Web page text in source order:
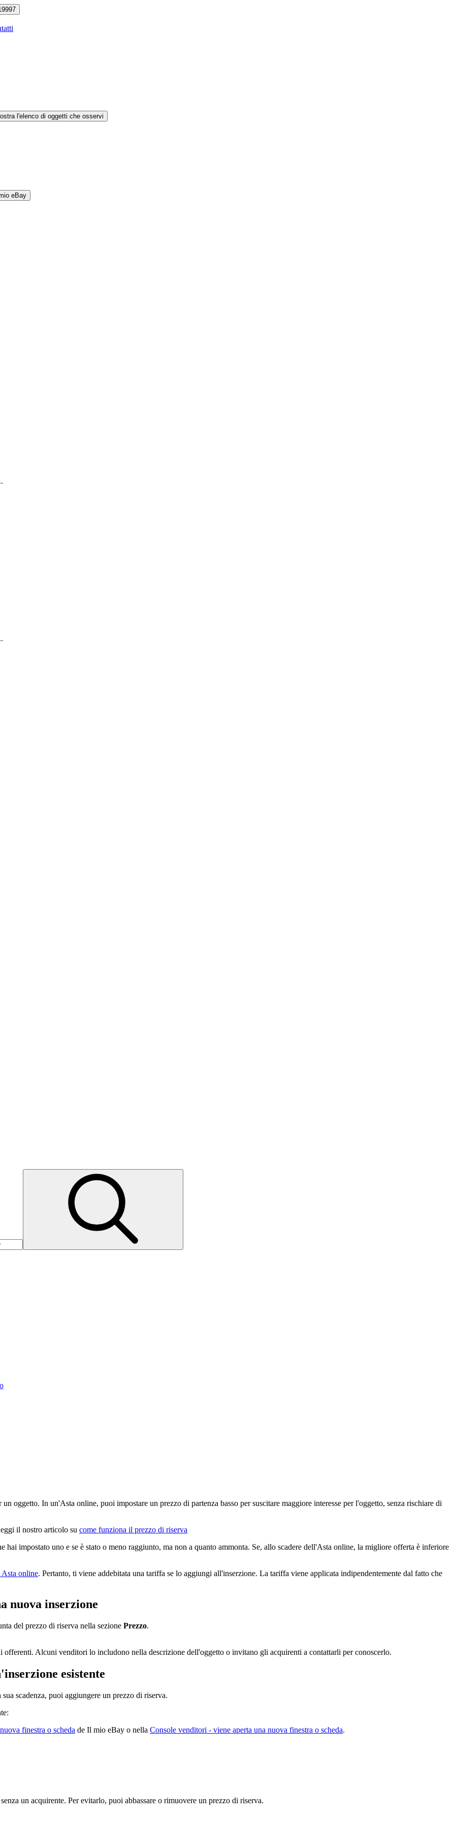
l'elenco di oggetti che osservi
eBay
oggetto. In un'Asta online, puoi impostare un prezzo di partenza basso per suscitare maggiore interesse per l'oggetto, senza rischiare di
il nostro articolo su come funziona il prezzo di riserva
impostato uno e se è stato o meno raggiunto, ma non a quanto ammonta. Se, allo scadere dell'Asta online, la migliore offerta è inferiore
online. Pertanto, ti viene addebitata una tariffa se lo aggiungi all'inserzione. La tariffa viene applicata indipendentemente dal fatto che
nuova inserzione
del prezzo di riserva nella sezione Prezzo.
Alcuni venditori lo includono nella descrizione dell'oggetto o invitano gli acquirenti a contattarli per conoscerlo.
esistente
scadenza, puoi aggiungere un prezzo di riserva.
finestra o scheda de Il mio eBay o nella Console venditori - viene aperta una nuova finestra o scheda.
un acquirente. Per evitarlo, puoi abbassare o rimuovere un prezzo di riserva.